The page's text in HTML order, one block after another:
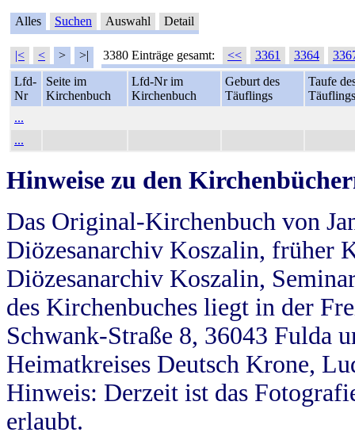
Alles Suchen Auswahl Detail
|< < > >| 3380 Einträge gesamt: << 3361 3364
Lfd-
Nr
Seite im
Kirchenbuch
Lfd-Nr im
Kirchenbuch
Geburt des
Täuflings
Taufe
Täuflings
...
...
Hinweise zu den
Das Original-Kirchenbuch von
Diözesanarchiv Koszalin, früher
Diözesanarchiv Koszalin,
des Kirchenbuches liegt in der
Schwank-Straße 8, 36043 Fulda
Heimatkreises Deutsch Krone,
Hinweis: Derzeit ist das
erlaubt.